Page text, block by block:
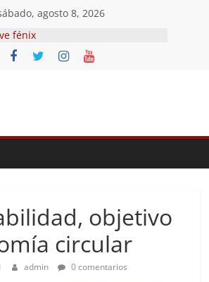
agosto 8, 2026
fénix
¿Dios no existe?
First Time
objetivo
circular
admin 0 comentarios